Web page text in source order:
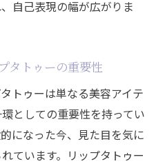
自己表現の幅が広がりま
タトゥーの重要性
トゥーは単なる美容アイテ
としての重要性を持ってい
になった今、見た目を気に
ています。リップタトゥー